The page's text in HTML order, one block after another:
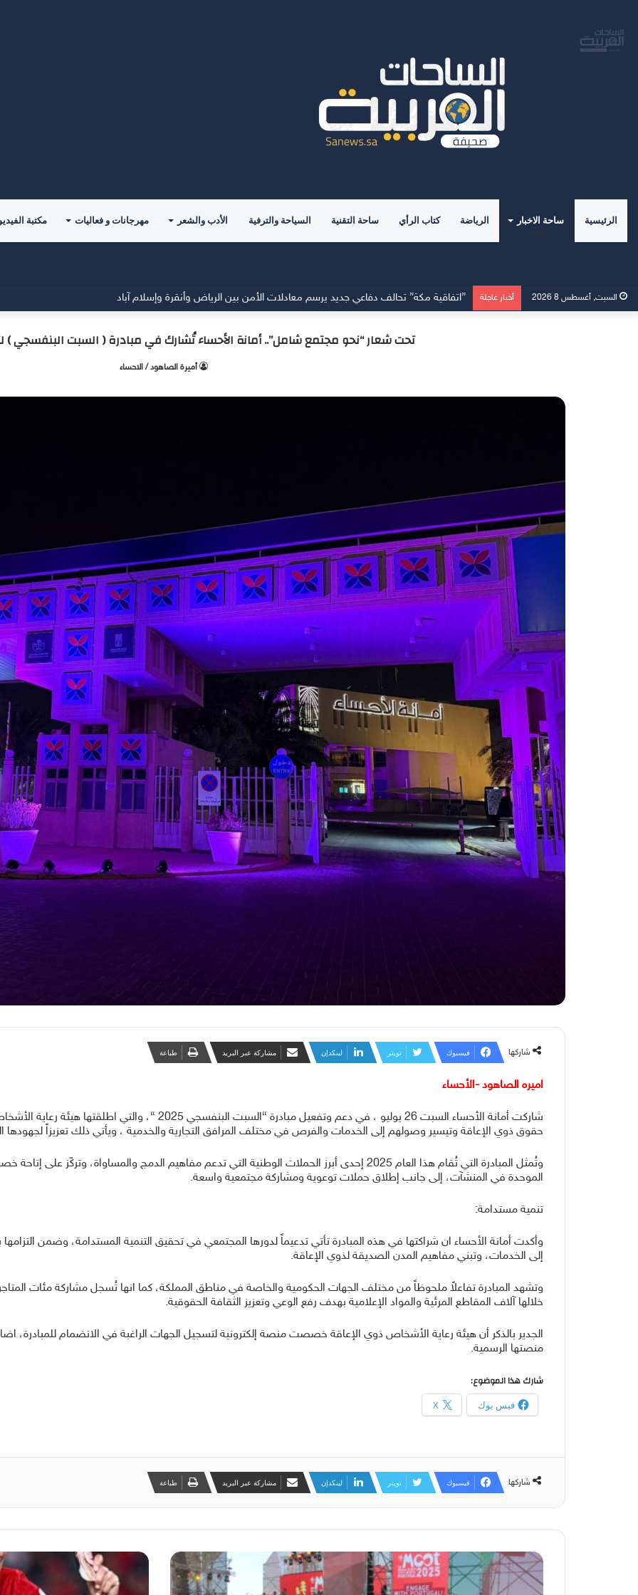
الرئيسية ساحة الاخبار الرياضة كتاب الرأي ساحة التقنية السياحة والترفية الأدب والشعر مهرجانات و فعاليات مكتبة
السبت, أغسطس 8 2026 أخبار عاجلة ”اتفاقية مكة” تحالف دفاعي جديد يرسم معادلات الأمن بين الرياض وأنقرة وإسلام آباد
تحت شعار “نحو مجتمع شامل”.. أمانة الأحساء تُشارك في مبادرة ( السبت البنفسجي )
أميرة الصاهود / الاحساء
شاركها فيسبوك تويتر لينكدإن مشاركة عبر البريد طباعة
اميره الصاهود -الأحساء
شاركت أمانة الأحساء السبت 26 يوليو ، في دعم وتفعيل مبادرة
حقوق ذوي الإعاقة وتيسير وصولهم إلى الخدمات والفرص في مختلف المرافق التجارية والخدمية ، ويأتي ذلك تعزيزاً لجهودها
وتُمثل المبادرة التي تُقام هذا العام 2025 إحدى أبرز الحملات الوطنية التي تدعم مفاهيم الدمج والمساواة،
الموحدة في المنشآت، إلى جانب إطلاق حملات توعوية ومشاركة مجتمعية واسعة.
تنمية مستدامة:
وأكدت أمانة الأحساء ان شراكتها في هذه المبادرة تأتي تدعيماً لدورها المجتمعي في تحقيق التنمية المستدامة، وضمن
إلى الخدمات، وتبني مفاهيم المدن الصديقة لذوي الإعاقة.
وتشهد المبادرة تفاعلاً ملحوظاً من مختلف الجهات الحكومية والخاصة في مناطق المملكة، كما انها تُسجل مشاركة مئات المتاجر
خلالها آلاف المقاطع المرئية والمواد الإعلامية بهدف رفع الوعي وتعزيز الثقافة الحقوقية.
الجدير بالذكر أن هيئة رعاية الأشخاص ذوي الإعاقة خصصت منصة إلكترونية لتسجيل الجهات الراغبة في الانضمام للمبادرة،
منصتها الرسمية.
شارك هذا الموضوع:
فيس بوك X
شاركها فيسبوك تويتر لينكدإن مشاركة عبر البريد طباعة